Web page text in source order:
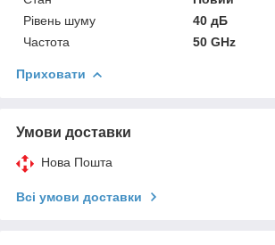
Рівень шуму
40 дБ
Частота
50 GHz
Приховати
Умови доставки
Нова Пошта
Всі умови доставки